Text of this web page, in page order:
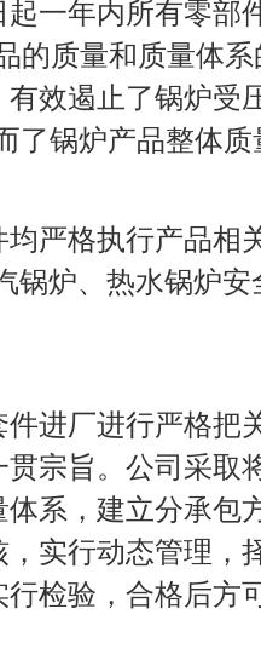
一年内所有零部
的质量和质量体
效遏止了锅炉受
了锅炉产品整体质
严格执行产品相
锅炉、热水锅炉
进厂进行严格把
宗旨。公司采取
系，建立分承包
实行动态管理，
检验，合格后方